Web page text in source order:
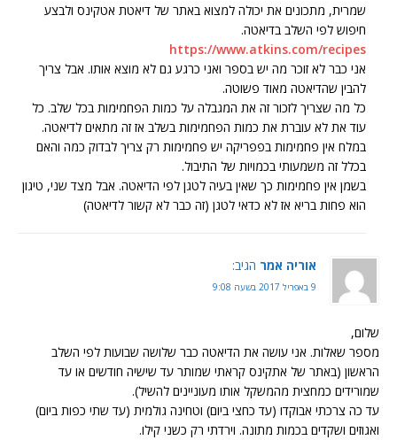
שמרית, מתכונים את יכולה למצוא באתר של דיאטת אטקינס ולבצע
חיפוש לפי השלב בדיאטה.
https://www.atkins.com/recipes
אני כבר לא זוכר מה יש בספר ואני כרגע גם לא מוצא אותו. אבל צריך
להבין שהדיאטה מאוד פשוטה.
כל מה שצריך לזכור זה את המגבלה על כמות הפחמימות בכל שלב. כל
עוד את לא עוברת את כמות הפחמימות בשלב אז זה מתאים לדיאטה.
במלח אין פחמימות בפפריקה יש פחמימות רק צריך לבדוק כמה והאם
בכלל זה משמעותי בכמויות של התיבול.
בשמן אין פחמימות כך שאין בעיה לטגן לפי הדיאטה. אבל מצד שני, טיגון
הוא פחות בריא אז לא כדאי לטגן (זה כבר לא קשור לדיאטה)
אוריה אמר הגיב:
9 באפריל 2017 בשעה 9:08
שלום,
מספר שאלות. אני עושה את הדיאטה כבר שלושה שבועות לפי השלב
הראשון (באתר של אתקינס קראתי שמותר עד שישיה חודשים או עד
שמורידים כמחצית מהמשקל אותו מעוניינים להשיל).
עד כה צרכתי אבוקדו (עד כחצי ביום) וטחינה גולמית (עד שתי כפות ביום)
ואגוזים ושקדים בכמות מתונה. וירדתי רק כשני קילו.